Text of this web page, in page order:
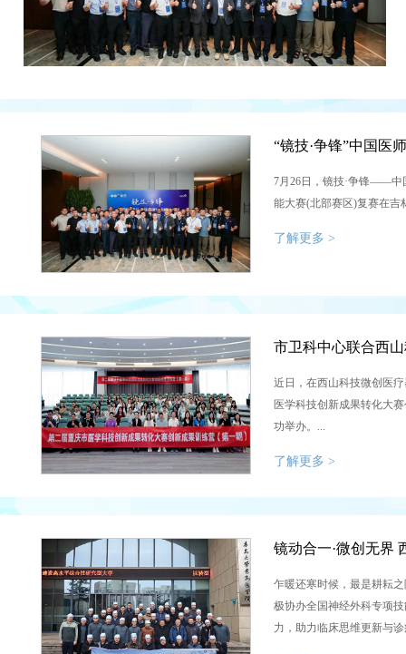
7月26日，镜技·争锋——中
能大赛(北部赛区)复赛在吉
了解更多 >
近日，在西山科技微创医
医学科技创新成果转化大
功举办。...
了解更多 >
镜动合一·微创无界
乍暖还寒时候，最是耕耘
极协办全国神经外科专项
力，助力临床思维更新与